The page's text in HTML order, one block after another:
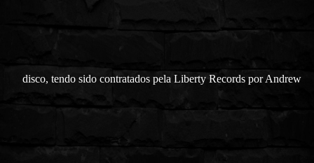
disco, tendo sido contratados pela Liberty Records por Andrew